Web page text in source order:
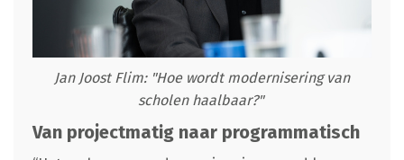
Jan Joost Flim: "Hoe wordt modernisering van
scholen haalbaar?"
Van projectmatig naar programmatisch